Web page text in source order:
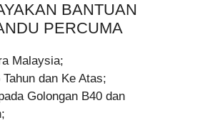
BANTUAN
PERCUMA
Malaysia;
dan Ke Atas;
Golongan B40 dan